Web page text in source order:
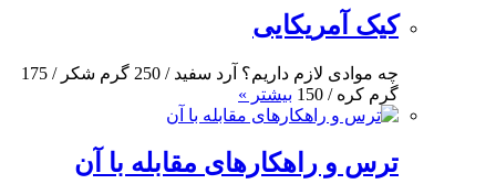
کیک آمریکایی
چه موادی لازم داریم؟ آرد سفید / 250 گرم شکر / 175
گرم کره / 150
بیشتر »
ترس و راهکارهای مقابله با آن